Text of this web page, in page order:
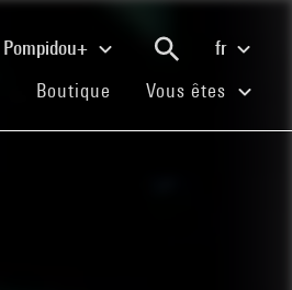
Pompidou+
fr
(current)
Boutique (current)
Vous êtes